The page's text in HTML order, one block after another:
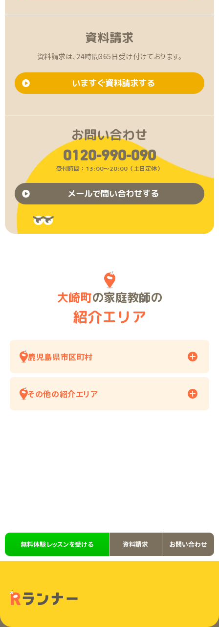
資料請求
資料請求は、24時間365日受け付けております。
いますぐ資料請求する
お問い合わせ
0120-990-090
受付時間：13:00〜20:00（土日定休）
メールで問い合わせする
大崎町の家庭教師の
紹介エリア
鹿児島県市区町村
その他の紹介エリア
無料体験レッスンを受ける 資料請求 お問い合わせ